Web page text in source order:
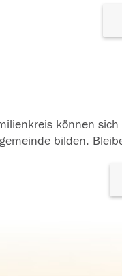
können
bilden.